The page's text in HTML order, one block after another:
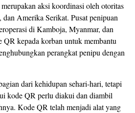
aksi koordinasi oleh otoritas
Amerika Serikat. Pusat penipuan
di Kamboja, Myanmar, dan
QR kepada korban untuk membantu
perangkat penipu dengan
dari kehidupan sehari-hari, tetapi
kode QR perlu diakui dan diambil
Kode QR telah menjadi alat yang